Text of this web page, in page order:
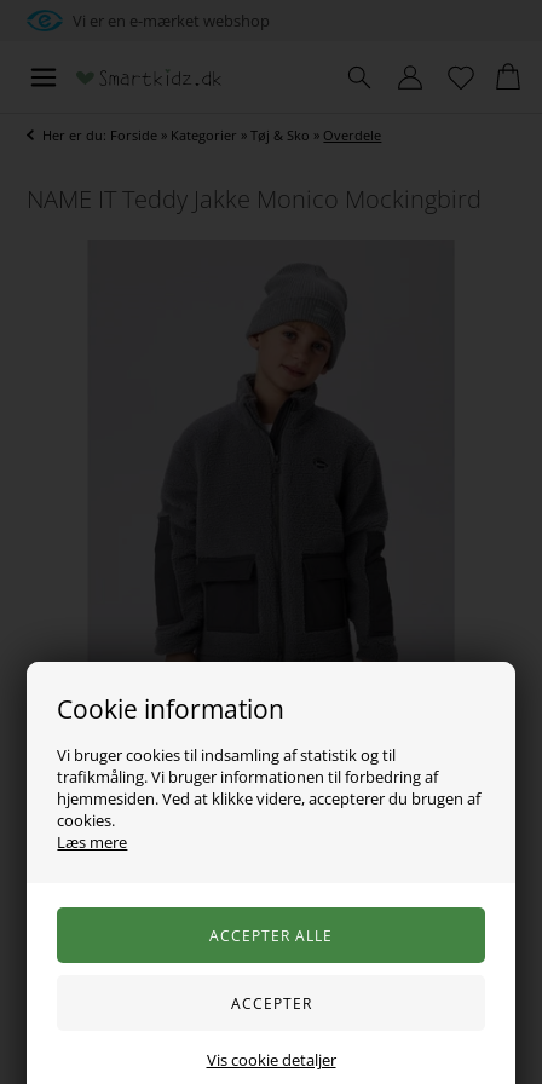
Cookie information
Vi bruger cookies til indsamling af statistik og til
trafikmåling. Vi bruger informationen til forbedring af
hjemmesiden. Ved at klikke videre, accepterer du brugen af
cookies.
Læs mere
Vis cookie detaljer
Vi er en e-mærket webshop
Her er du: Forside » Kategorier »Tøj & Sko » Overdele
NAME IT Teddy Jakke Monico Mockingbird
329,00
ærmer, og går en smule op i halsen. Jakken er i en blød og